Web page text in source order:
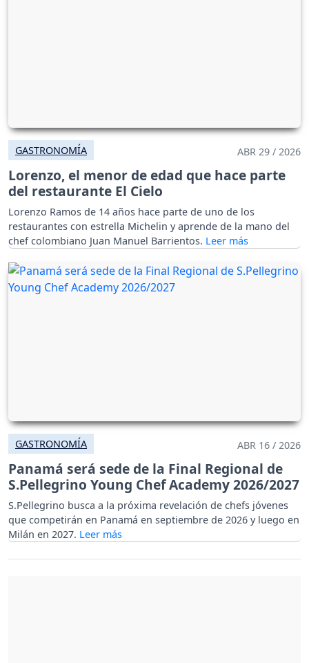
GASTRONOMÍA ABR 29 / 2026
Lorenzo, el menor de edad que hace parte
del restaurante El Cielo
Lorenzo Ramos de 14 años hace parte de uno de los
restaurantes con estrella Michelin y aprende de la mano del
chef colombiano Juan Manuel Barrientos.
GASTRONOMÍA ABR 16 / 2026
Panamá será sede de la Final Regional de
S.Pellegrino Young Chef Academy 2026/2027
S.Pellegrino busca a la próxima revelación de chefs jóvenes
que competirán en Panamá en septiembre de 2026 y luego en
Milán en 2027.